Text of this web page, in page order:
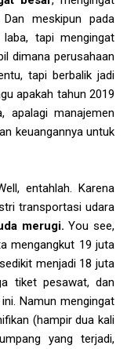
meskipun pada
tapi mengingat
dimana perusahaan
tapi berbalik jadi
apakah tahun 2019
apalagi manajemen
keuangannya untuk
entahlah. Karena
transportasi udara
merugi.You see,
mengangkut 19 juta
menjadi 18 juta
tiket pesawat, dan
Namun mengingat
(hampir dua kali
yang terjadi,